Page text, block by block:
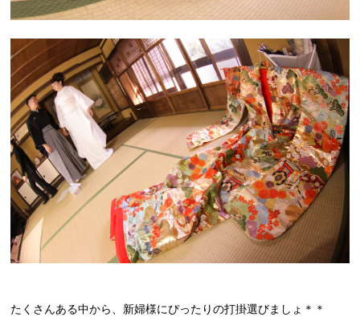
たくさんある中から、新婦様にぴったりの打掛選びましょ＊＊